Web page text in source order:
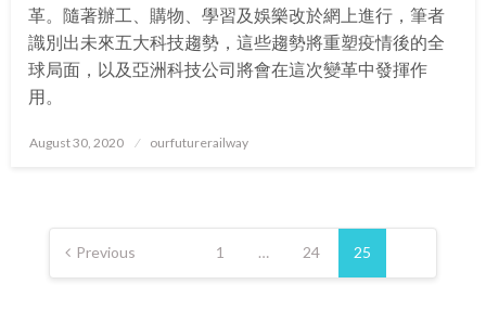
革。隨著辦工、購物、學習及娛樂改於網上進行，筆者
識別出未來五大科技趨勢，這些趨勢將重塑疫情後的全
球局面，以及亞洲科技公司將會在這次變革中發揮作
用。
Posted
August 30, 2020 ourfuturerailway
Posts
pagination
Previous 1 … 24 25